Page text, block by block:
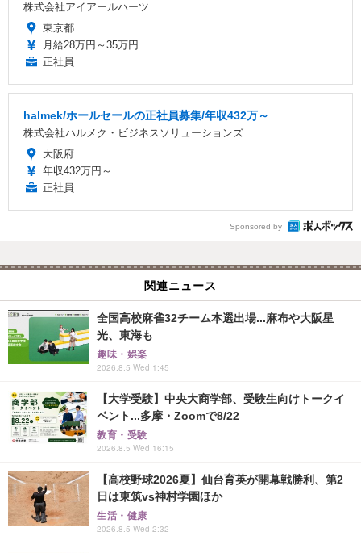
株式会社アイアールハーツ
東京都
月給28万円～35万円
正社員
halmek/ホールセールの正社員募集/年収432万～
株式会社ハルメク・ビジネスソリューションズ
大阪府
年収432万円～
正社員
Sponsored by
関連ニュース
全国高校麻雀32チーム本選出場...麻布や大阪星
光、東海も
趣味・娯楽
2026.8.5 Wed 1:45
【大学受験】中央大商学部、受験生向けトークイ
ベント...多摩・Zoomで8/22
教育・受験
2026.8.5 Wed 16:15
【高校野球2026夏】仙台育英が開幕戦勝利、第2
日は東筑vs神村学園ほか
生活・健康
2026.8.5 Wed 2:32